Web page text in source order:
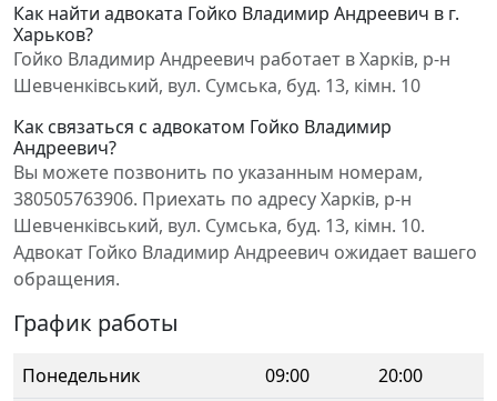
Как найти адвоката Гойко Владимир Андреевич в г.
Харьков?
Гойко Владимир Андреевич работает в Харків, р-н
Шевченківський, вул. Сумська, буд. 13, кімн. 10
Как связаться с адвокатом Гойко Владимир
Андреевич?
Вы можете позвонить по указанным номерам,
380505763906. Приехать по адресу Харків, р-н
Шевченківський, вул. Сумська, буд. 13, кімн. 10.
Адвокат Гойко Владимир Андреевич ожидает вашего
обращения.
График работы
Понедельник 09:00
20:00